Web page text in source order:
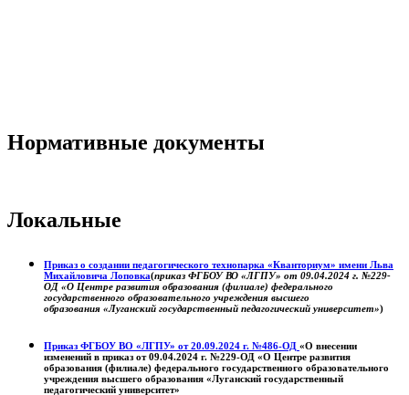
Нормативные документы
Локальные
Приказ о создании педагогического технопарка «Кванториум» имени Льва
Михайловича Лоповка(приказ ФГБОУ ВО «ЛГПУ» от 09.04.2024 г. №229-
ОД «О Центре развития образования (филиале) федерального
государственного образовательного учреждения высшего
образования «Луганский государственный педагогический университет»)
Приказ ФГБОУ ВО «ЛГПУ» от 20.09.2024 г. №486-ОД «О внесении
изменений в приказ от 09.04.2024 г. №229-ОД «О Центре развития
образования (филиале) федерального государственного образовательного
учреждения высшего образования «Луганский государственный
педагогический университет»